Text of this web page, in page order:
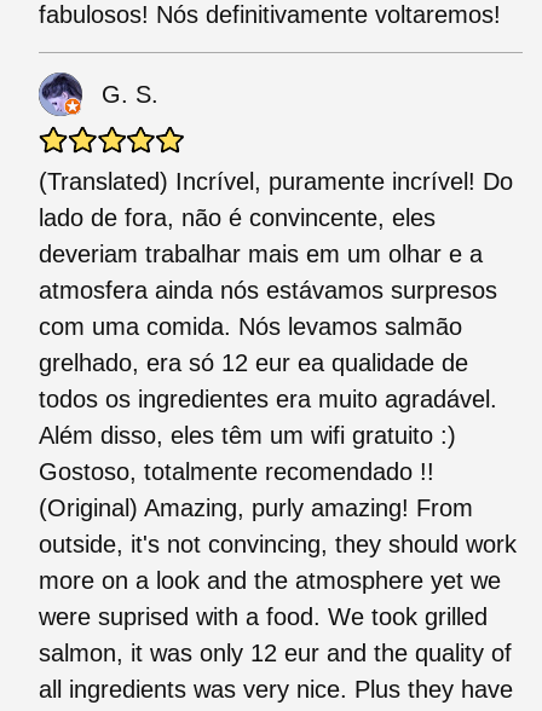
fabulosos! Nós definitivamente voltaremos!
G. S.
(Translated) Incrível, puramente incrível! Do
lado de fora, não é convincente, eles
deveriam trabalhar mais em um olhar e a
atmosfera ainda nós estávamos surpresos
com uma comida. Nós levamos salmão
grelhado, era só 12 eur ea qualidade de
todos os ingredientes era muito agradável.
Além disso, eles têm um wifi gratuito :)
Gostoso, totalmente recomendado !!
(Original) Amazing, purly amazing! From
outside, it's not convincing, they should work
more on a look and the atmosphere yet we
were suprised with a food. We took grilled
salmon, it was only 12 eur and the quality of
all ingredients was very nice. Plus they have